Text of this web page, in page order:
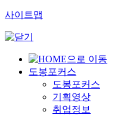
사이트맵
도봉포커스
도봉포커스
기획영상
취업정보